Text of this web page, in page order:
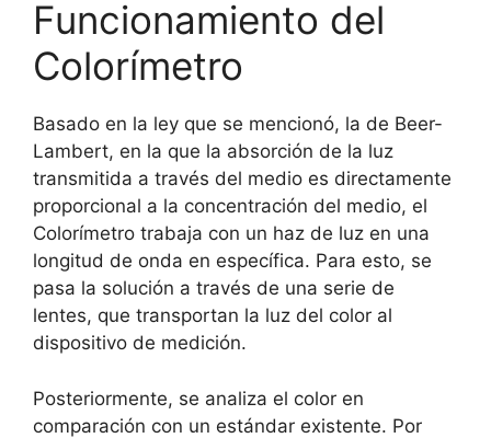
Funcionamiento del
Colorímetro
Basado en la ley que se mencionó, la de Beer-
Lambert, en la que la absorción de la luz
transmitida a través del medio es directamente
proporcional a la concentración del medio, el
Colorímetro trabaja con un haz de luz en una
longitud de onda en específica. Para esto, se
pasa la solución a través de una serie de
lentes, que transportan la luz del color al
dispositivo de medición.
Posteriormente, se analiza el color en
comparación con un estándar existente. Por